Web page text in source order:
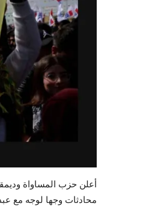
أعلن حزب المساواة
محادثات وجها لوجه مع